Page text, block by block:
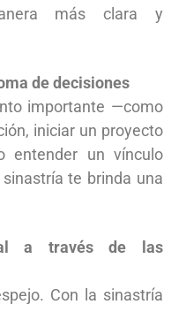
más clara y
de decisiones
importante —como
iniciar un proyecto
entender un vínculo
te brinda una
a través de las
Con la sinastría